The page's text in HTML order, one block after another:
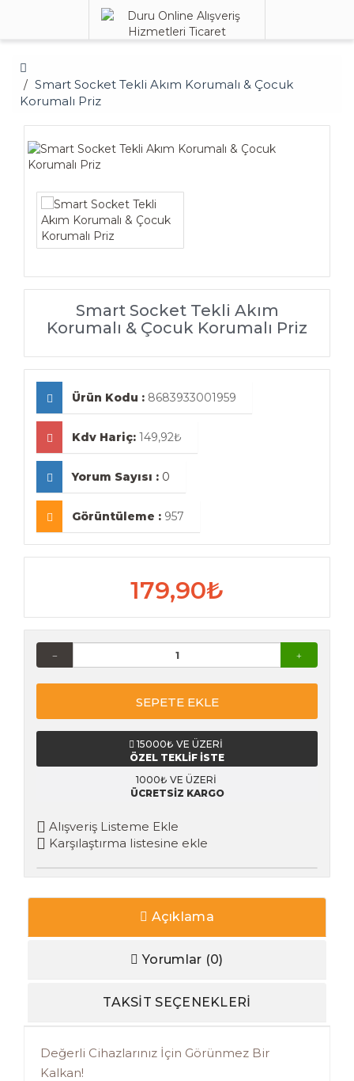
Smart Socket Tekli Akım Korumalı & Çocuk
Korumalı Priz
Smart Socket Tekli Akım
Korumalı & Çocuk Korumalı Priz
Ürün Kodu : 8683933001959
Kdv Hariç: 149,92₺
Yorum Sayısı : 0
Görüntüleme : 957
179,90₺
SEPETE EKLE
15000₺ VE ÜZERİ
ÖZEL TEKLİF İSTE
1000₺ VE ÜZERI
ÜCRETSİZ KARGO
Alışveriş Listeme Ekle
Karşılaştırma listesine ekle
Açıklama
Yorumlar (0)
TAKSİT SEÇENEKLERİ
Değerli Cihazlarınız İçin Görünmez Bir
Kalkan!